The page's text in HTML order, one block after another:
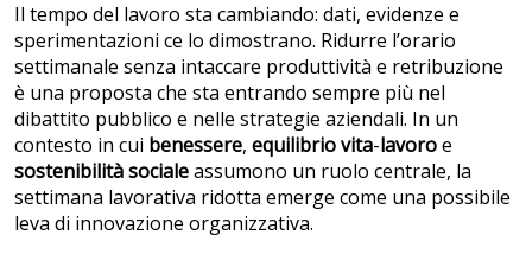
Il tempo del lavoro sta cambiando: dati, evidenze e
sperimentazioni ce lo dimostrano. Ridurre l’orario
settimanale senza intaccare produttività e retribuzione
è una proposta che sta entrando sempre più nel
dibattito pubblico e nelle strategie aziendali. In un
contesto in cui benessere, equilibriovita-lavoroe
sostenibilità socialeassumono un ruolo centrale, la
settimana lavorativa ridotta emerge come una possibile
leva di innovazione organizzativa.